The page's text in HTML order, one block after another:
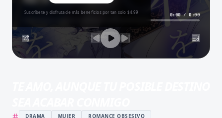
Suscríbete y disfruta de más beneficios por tan solo $4.99 0:00/0:00
DRAMA MUJER ROMANCE OBSESIVO